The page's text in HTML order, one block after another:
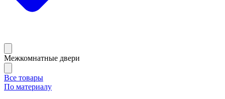
Межкомнатные двери
Все товары
По материалу